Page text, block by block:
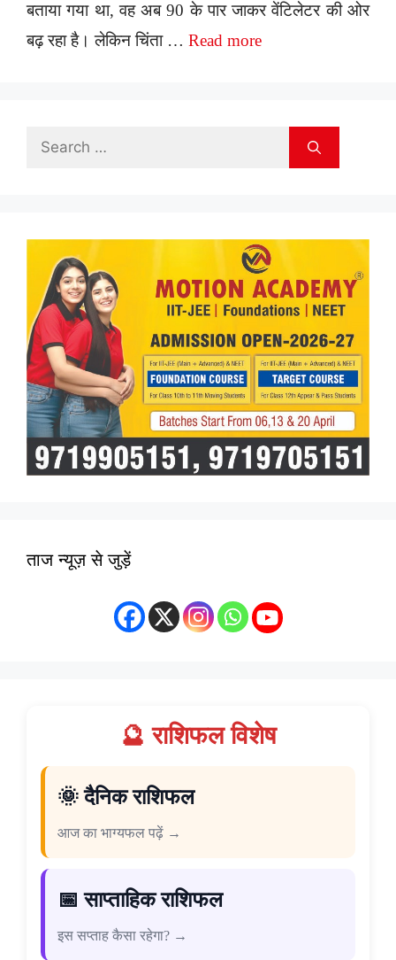
बताया गया था, वह अब 90 के पार जाकर वेंटिलेटर की ओर
बढ़ रहा है। लेकिन चिंता … Read more
Search
ताज न्यूज़ से जुड़ें
🔮 राशिफल विशेष
🌞 दैनिक राशिफल
आज का भाग्यफल पढ़ें →
📅 साप्ताहिक राशिफल
इस सप्ताह कैसा रहेगा? →